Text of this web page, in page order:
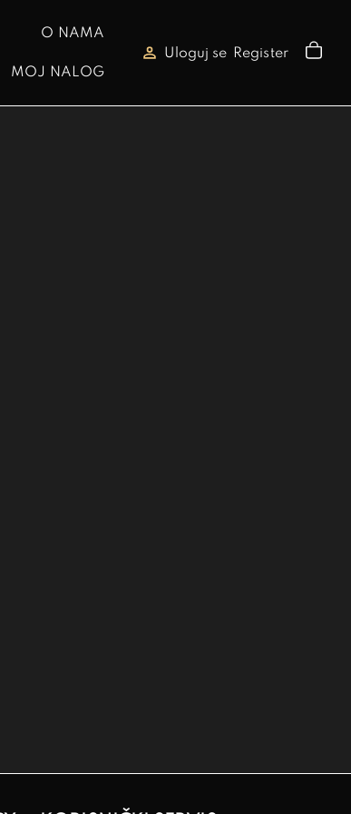
O NAMA
MOJ NALOG
Uloguj se Register